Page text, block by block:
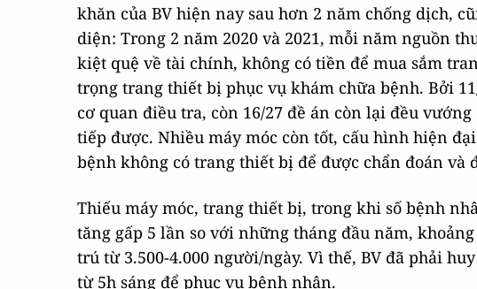
khăn của BV hiện nay sau hơn 2 năm chống dịch,
diện: Trong 2 năm 2020 và 2021, mỗi năm nguồn
kiệt quệ về tài chính, không có tiền để mua sắm
trọng trang thiết bị phục vụ khám chữa bệnh. Bởi
cơ quan điều tra, còn 16/27 đề án còn lại đều
tiếp được. Nhiều máy móc còn tốt, cấu hình hiện
bệnh không có trang thiết bị để được chẩn đoán và
Thiếu máy móc, trang thiết bị, trong khi số bệnh
tăng gấp 5 lần so với những tháng đầu năm,
trú từ 3.500-4.000 người/ngày. Vì thế, BV đã phải
từ 5h sáng để phục vụ bệnh nhân.